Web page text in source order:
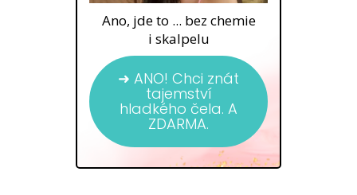
Ano, jde to ... bez chemie
i skalpelu
➜ ANO! Chci znát
tajemství
hladkého čela. A
ZDARMA.